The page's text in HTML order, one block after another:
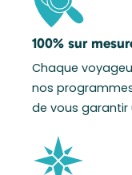
100% sur
Chaque
nos
de vous